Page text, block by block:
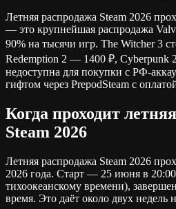
Летняя распродажа Steam 2026
— это крупнейшая распродажа
90% на тысячи игр. The Witcher 3
Redemption 2 — 1400 ₽, Cyberpunk
недоступна для покупки с РФ-
гифтом через PrepodSteam с
Когда проходит
Steam 2026
Летняя распродажа Steam 2026
2026 года. Старт — 25 июня в
тихоокеанскому времени),
время. Это даёт около двух недель